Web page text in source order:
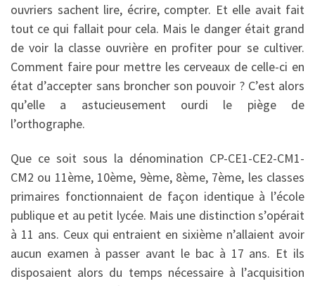
ouvriers sachent lire, écrire, compter. Et elle avait fait
tout ce qui fallait pour cela. Mais le danger était grand
de voir la classe ouvrière en profiter pour se cultiver.
Comment faire pour mettre les cerveaux de celle-ci en
état d’accepter sans broncher son pouvoir ? C’est alors
qu’elle a astucieusement ourdi le piège de
l’orthographe.
Que ce soit sous la dénomination CP-CE1-CE2-CM1-
CM2 ou 11ème, 10ème, 9ème, 8ème, 7ème, les classes
primaires fonctionnaient de façon identique à l’école
publique et au petit lycée. Mais une distinction s’opérait
à 11 ans. Ceux qui entraient en sixième n’allaient avoir
aucun examen à passer avant le bac à 17 ans. Et ils
disposaient alors du temps nécessaire à l’acquisition